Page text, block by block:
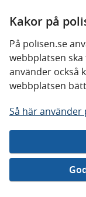
Kakor på
På polisen.se
webbplatsen
använder också
webbplatsen
Så här använder